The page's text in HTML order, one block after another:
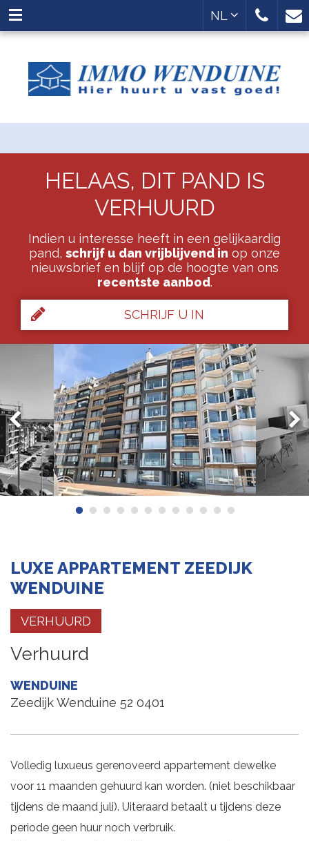
NL
HELAAS, DIT PAND IS
VERHUURD
Indien u interesse heeft in een gelijkaardig
pand, schrijf u dan vrijblijvend in op onze
nieuwsbrief en blijf op de hoogte van ons
recentste aanbod.
SCHRIJF U IN
LUXE APPARTEMENT ZEEDIJK
WENDUINE
VERHUURD
Verhuurd
WENDUINE
Zeedijk Wenduine 52 0401
Volledig luxueus gerenoveerd appartement dewelke
voor 11 maanden gehuurd kan worden. (niet beschikbaar
tijdens de maand juli). Uiteraard betaalt u tijdens deze
periode geen huur noch verbruik.